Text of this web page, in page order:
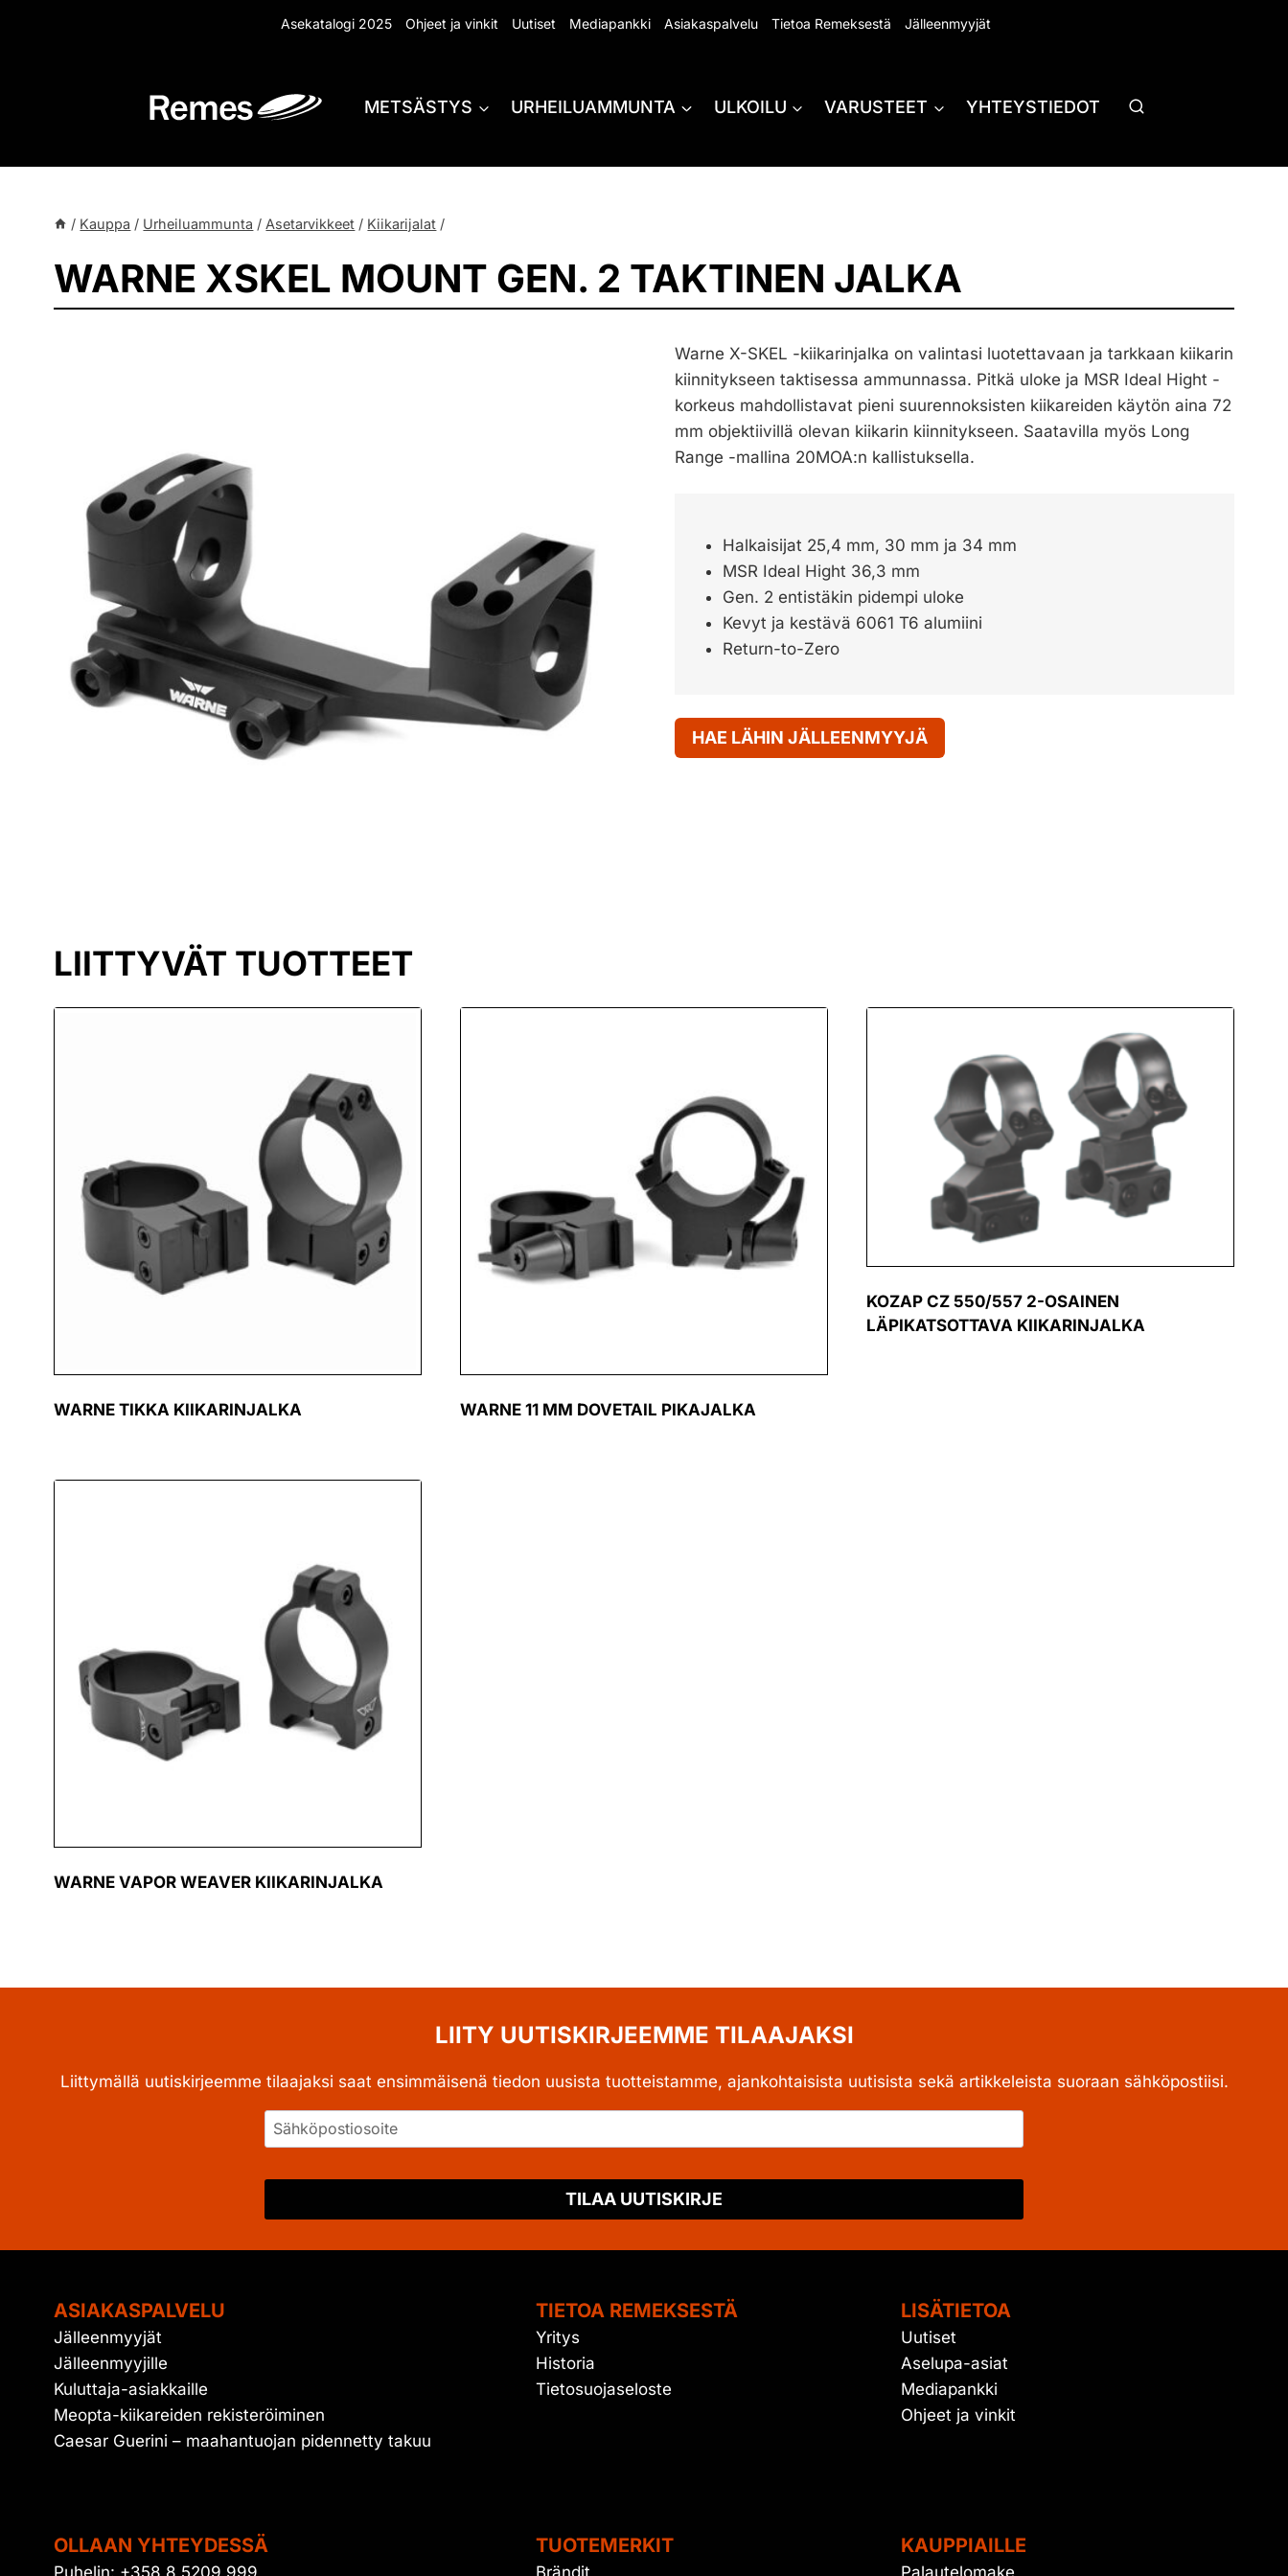
Asekatalogi 2025 Ohjeet ja vinkit Uutiset Mediapankki Asiakaspalvelu Tietoa Remeksestä Jälleenmyyjät
METSÄSTYS URHEILUAMMUNTA ULKOILU VARUSTEET YHTEYSTIEDOT
/ Kauppa / Urheiluammunta / Asetarvikkeet / Kiikarijalat /
WARNE XSKEL MOUNT GEN. 2 TAKTINEN JALKA
Warne X-SKEL -kiikarinjalka on valintasi luotettavaan ja tarkkaan kiikarin
kiinnitykseen taktisessa ammunnassa. Pitkä uloke ja MSR Ideal Hight -
korkeus mahdollistavat pieni suurennoksisten kiikareiden käytön aina 72
mm objektiivillä olevan kiikarin kiinnitykseen. Saatavilla myös Long
Range -mallina 20MOA:n kallistuksella.
Halkaisijat 25,4 mm, 30 mm ja 34 mm
MSR Ideal Hight 36,3 mm
Gen. 2 entistäkin pidempi uloke
Kevyt ja kestävä 6061 T6 alumiini
Return-to-Zero
HAE LÄHIN JÄLLEENMYYJÄ
LIITTYVÄT TUOTTEET
WARNE TIKKA KIIKARINJALKA WARNE 11 MM DOVETAIL PIKAJALKA
KOZAP CZ 550/557 2-OSAINEN
LÄPIKATSOTTAVA KIIKARINJALKA
WARNE VAPOR WEAVER KIIKARINJALKA
LIITY UUTISKIRJEEMME TILAAJAKSI
Liittymällä uutiskirjeemme tilaajaksi saat ensimmäisenä tiedon uusista tuotteistamme, ajankohtaisista uutisista sekä artikkeleista suoraan sähköpostiisi.
TILAA UUTISKIRJE
ASIAKASPALVELU
Jälleenmyyjät
Jälleenmyyjille
Kuluttaja-asiakkaille
Meopta-kiikareiden rekisteröiminen
Caesar Guerini – maahantuojan pidennetty takuu
TIETOA REMEKSESTÄ
Yritys
Historia
Tietosuojaseloste
LISÄTIETOA
Uutiset
Aselupa-asiat
Mediapankki
Ohjeet ja vinkit
OLLAAN YHTEYDESSÄ
Puhelin: +358 8 5209 999
TUOTEMERKIT
Brändit
KAUPPIAILLE
Palautelomake